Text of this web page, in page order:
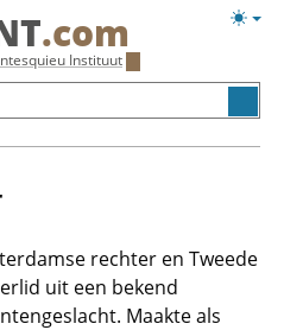
.com
Instituut
rechter en Tweede
uit een bekend
Maakte als